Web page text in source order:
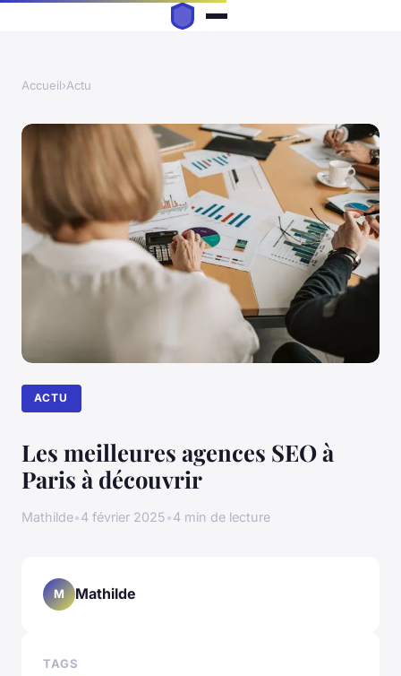
Accueil›Actu
ACTU
Les meilleures agences SEO à
Paris à découvrir
Mathilde•4 février 2025•4 min de lecture
M Mathilde
TAGS